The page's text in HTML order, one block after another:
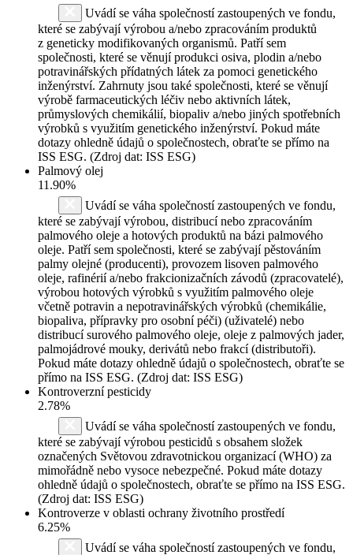
Uvádí se váha společností zastoupených ve fondu,
které se zabývají výrobou a/nebo zpracováním produktů
z geneticky modifikovaných organismů. Patří sem
společnosti, které se věnují produkci osiva, plodin a/nebo
potravinářských přídatných látek za pomoci genetického
inženýrství. Zahrnuty jsou také společnosti, které se věnují
výrobě farmaceutických léčiv nebo aktivních látek,
průmyslových chemikálií, biopaliv a/nebo jiných spotřebních
výrobků s využitím genetického inženýrství. Pokud máte
dotazy ohledně údajů o společnostech, obraťte se přímo na
ISS ESG. (Zdroj dat: ISS ESG)
Palmový olej
11.90%
Uvádí se váha společností zastoupených ve fondu,
které se zabývají výrobou, distribucí nebo zpracováním
palmového oleje a hotových produktů na bázi palmového
oleje. Patří sem společnosti, které se zabývají pěstováním
palmy olejné (producenti), provozem lisoven palmového
oleje, rafinérií a/nebo frakcionizačních závodů (zpracovatelé),
výrobou hotových výrobků s využitím palmového oleje
včetně potravin a nepotravinářských výrobků (chemikálie,
biopaliva, přípravky pro osobní péči) (uživatelé) nebo
distribucí surového palmového oleje, oleje z palmových jader,
palmojádrové mouky, derivátů nebo frakcí (distributoři).
Pokud máte dotazy ohledně údajů o společnostech, obraťte se
přímo na ISS ESG. (Zdroj dat: ISS ESG)
Kontroverzní pesticidy
2.78%
Uvádí se váha společností zastoupených ve fondu,
které se zabývají výrobou pesticidů s obsahem složek
označených Světovou zdravotnickou organizací (WHO) za
mimořádně nebo vysoce nebezpečné. Pokud máte dotazy
ohledně údajů o společnostech, obraťte se přímo na ISS ESG.
(Zdroj dat: ISS ESG)
Kontroverze v oblasti ochrany životního prostředí
6.25%
Uvádí se váha společností zastoupených ve fondu,